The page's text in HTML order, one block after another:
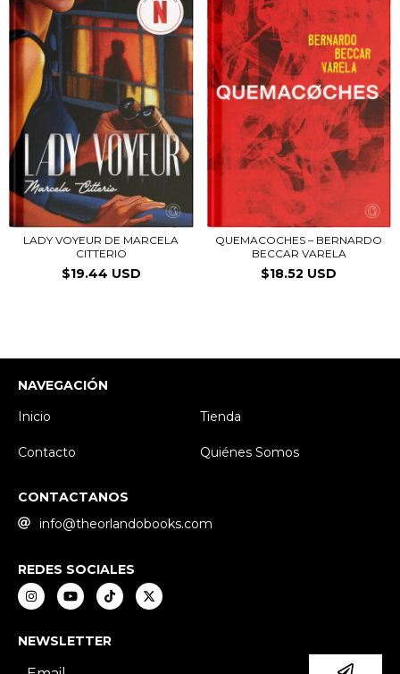
LADY VOYEUR DE MARCELA
CITTERIO
$19.44 USD
QUEMACOCHES – BERNARDO
BECCAR VARELA
$18.52 USD
NAVEGACIÓN
Inicio
Tienda
Contacto Quiénes Somos
CONTACTANOS
info@theorlandobooks.com
REDES SOCIALES
NEWSLETTER